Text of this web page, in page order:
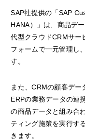
SAP社提供の「SAP
HANA）」は、商品デ
代型クラウドCRMサー
フォームで一元管理し
す。
また、CRMの顧客デ
ERPの業務データの連
の商品データと組み合
ティング施策を実行す
きます。